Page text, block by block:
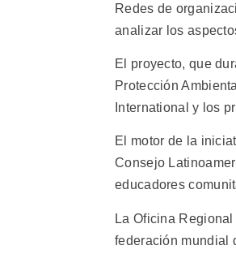
Redes de
analizar los
El proyecto, que
Protección
International y los
El motor de la
Consejo
educadores
La Oficina
federación mundial